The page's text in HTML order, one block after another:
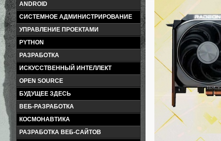
ANDROID
СИСТЕМНОЕ АДМИНИСТРИРОВАНИЕ
УПРАВЛЕНИЕ ПРОЕКТАМИ
PYTHON
РАЗРАБОТКА
ИСКУССТВЕННЫЙ ИНТЕЛЛЕКТ
OPEN SOURCE
БУДУЩЕЕ ЗДЕСЬ
ВЕБ-РАЗРАБОТКА
КОСМОНАВТИКА
РАЗРАБОТКА ВЕБ-САЙТОВ